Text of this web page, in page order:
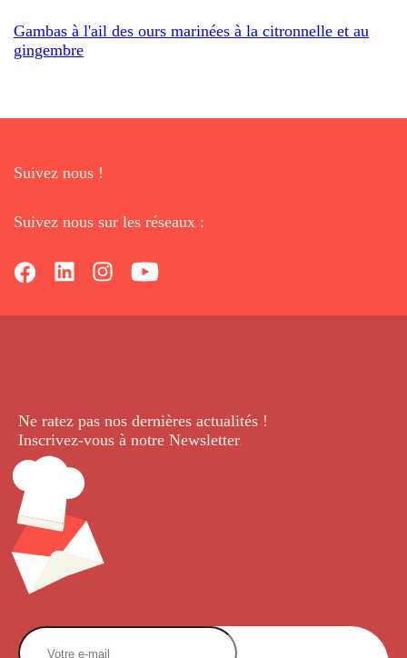
Gambas à l'ail des ours marinées à la citronnelle et au
gingembre
Suivez nous !
Suivez nous sur les réseaux :
Ne ratez pas nos dernières actualités !
Inscrivez-vous à notre Newsletter.